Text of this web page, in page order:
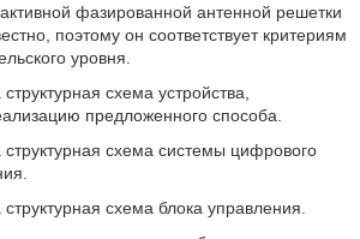
фазированной антенной решетки
поэтому он соответствует критериям
уровня.
схема устройства,
предложенного способа.
схема системы цифрового
схема блока управления.